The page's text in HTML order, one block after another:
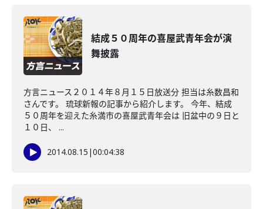
結成５０周年の喜屋武青年会が演
舞披露
方言ニュース２０１４年８月１５日放送分 担当は糸数昌和
さんです。 琉球新報の記事から紹介します。 今年、結成
５０周年を迎えた糸満市の喜屋武青年会は 旧盆中の９日と
１０日、 ...
2014.08.15 |00:04:38